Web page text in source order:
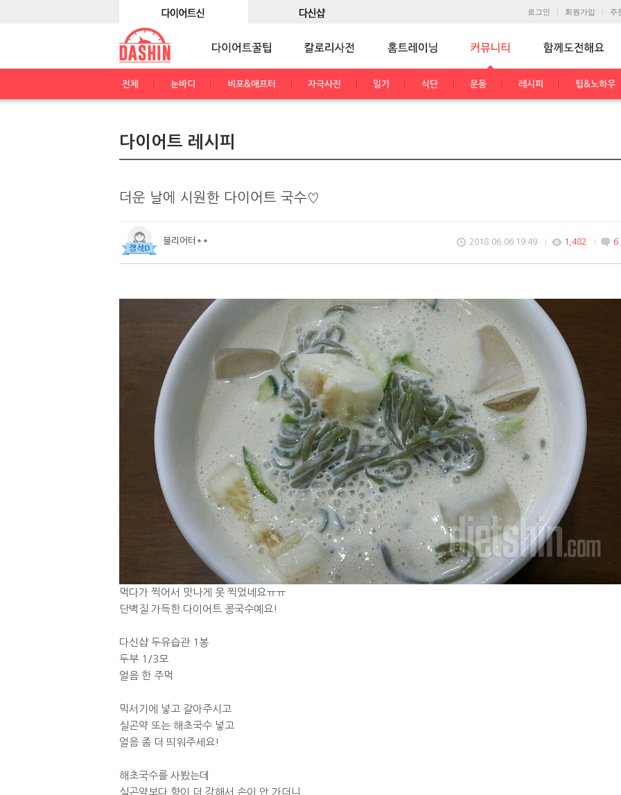
로그인 회원가입 주
전체 눈바디 비포&애프터 자극사진 일기 식단 운동 레시피 팁&노하우
다이어트 레시피
더운 날에 시원한 다이어트 국수♡
블리어터** 2018.06.06 19:49 1,482 6
먹다가 찍어서 맛나게 못 찍었네요ㅠㅠ
단백질 가득한 다이어트 콩국수예요!
다신샵 두유습관 1봉
두부 1/3모
얼음 한 주먹
믹서기에 넣고 갈아주시고
실곤약 또는 해초국수 넣고
얼음 좀 더 띄워주세요!
해초국수를 사봤는데
실곤약보다 향이 더 강해서 손이 안 가더니